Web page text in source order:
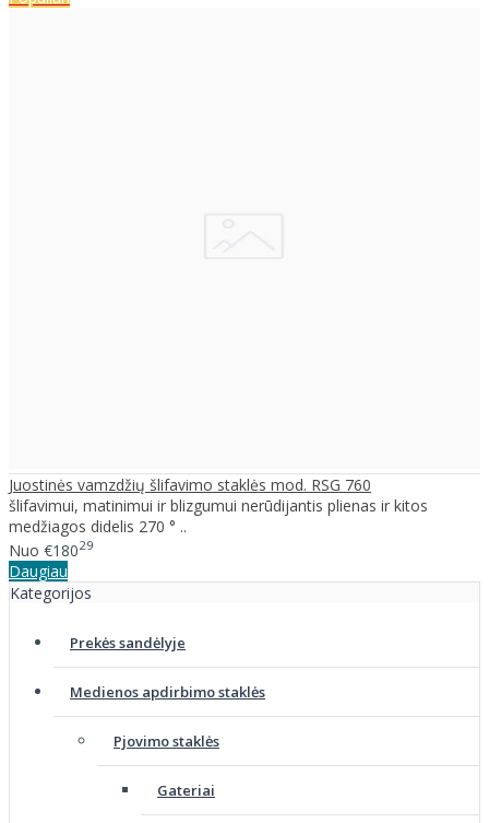
Juostinės vamzdžių šlifavimo staklės mod. RSG 760
šlifavimui, matinimui ir blizgumui nerūdijantis plienas ir kitos
medžiagos didelis 270 ° ..
Nuo €18029
Daugiau
Kategorijos
Prekės sandėlyje
Medienos apdirbimo staklės
Pjovimo staklės
Gateriai